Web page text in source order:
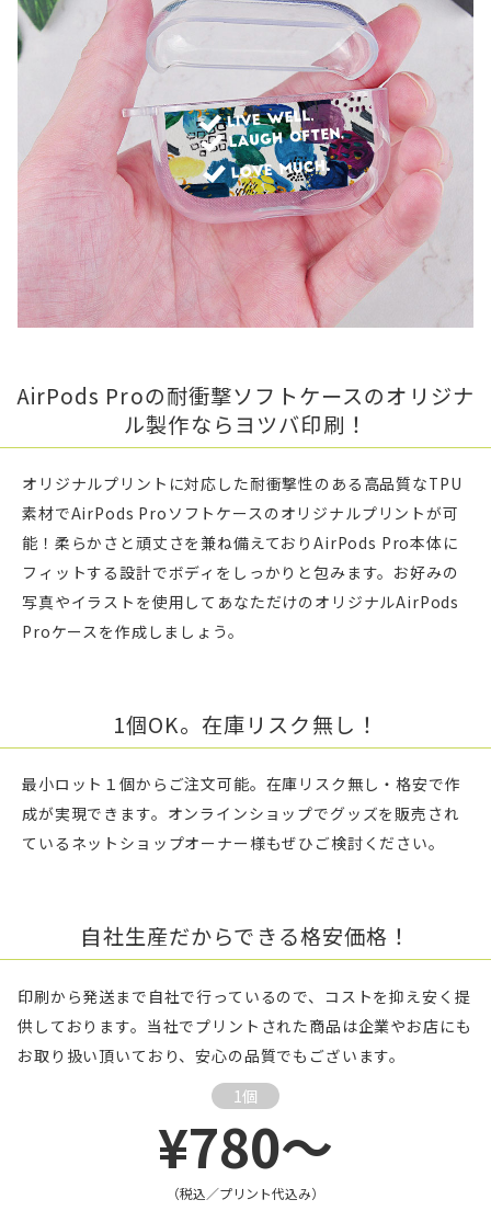
AirPods Proの耐衝撃ソフトケースのオリジナ
ル製作ならヨツバ印刷！
オリジナルプリントに対応した耐衝撃性のある高品質なTPU
素材でAirPods Proソフトケースのオリジナルプリントが可
能！柔らかさと頑丈さを兼ね備えておりAirPods Pro本体に
フィットする設計でボディをしっかりと包みます。お好みの
写真やイラストを使用してあなただけのオリジナルAirPods
Proケースを作成しましょう。
1個OK。在庫リスク無し！
最小ロット１個からご注文可能。在庫リスク無し・格安で作
成が実現できます。オンラインショップでグッズを販売され
ているネットショップオーナー様もぜひご検討ください。
自社生産だからできる格安価格！
印刷から発送まで自社で行っているので、コストを抑え安く提
供しております。当社でプリントされた商品は企業やお店にも
お取り扱い頂いており、安心の品質でもございます。
1個
¥780～
（税込／プリント代込み）